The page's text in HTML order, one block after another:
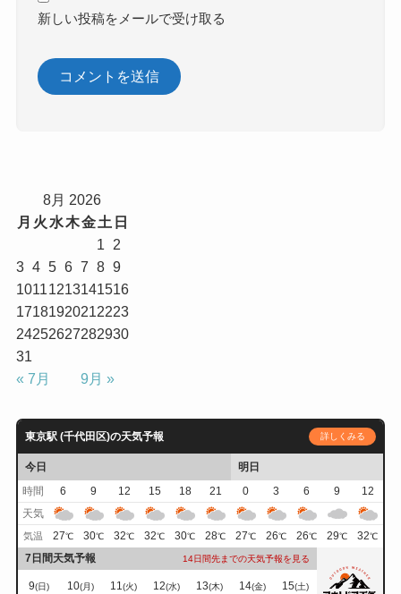
新しい投稿をメールで受け取る
8月 2026
月 火 水木金土 日
1
2
3 4 5 6 7 8 9
10111213141516
17181920212223
24252627282930
31
« 7月
9月 »
東京駅 (千代田区)の天気予報 詳しくみる
今日
明日
時間
6 9 12 15 18 21 0 3 6 9
12
天気
気温 27℃ 30℃ 32℃ 32℃ 30℃ 28℃ 27℃ 26℃ 26℃ 29℃ 32℃
7日間天気予報 14日間先までの天気予報を見る
9(日) 10(月) 11(火) 12(水) 13(木) 14(金) 15(土)